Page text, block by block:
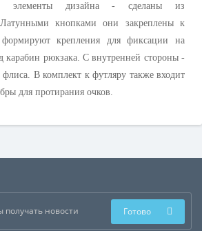
элементы дизайна - сделаны из
кнопками они закреплены к
крепления для фиксации на
карабин рюкзака. С внутренней стороны -
В комплект к футляру также входит
для протирания очков.
Готово